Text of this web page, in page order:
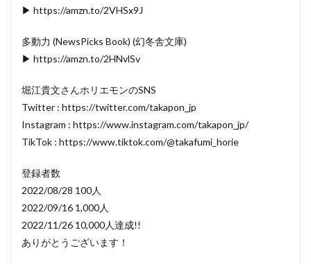
▶ https://amzn.to/2VHSx9J
多動力 (NewsPicks Book) (幻冬舎文庫)
▶ https://amzn.to/2HNvlSv
堀江貴文さんホリエモンのSNS
Twitter : https://twitter.com/takapon_jp
Instagram : https://www.instagram.com/takapon_jp/
TikTok : https://www.tiktok.com/@takafumi_horie
登録者数
2022/08/28 100人
2022/09/16 1,000人
2022/11/26 10,000人達成!!
ありがとうございます！